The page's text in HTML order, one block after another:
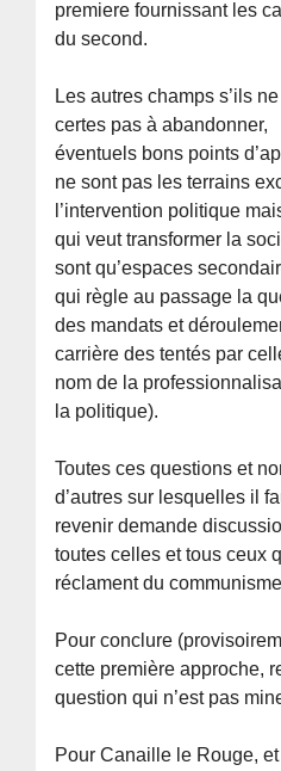
premiere fournissant les
du second.
Les autres champs s’ils
certes pas à abandonner,
éventuels bons points
ne sont pas les terrains
l’intervention politique
qui veut transformer la
sont qu’espaces
qui règle au passage la
des mandats et
carrière des tentés par
nom de la
la politique).
Toutes ces questions et
d’autres sur lesquelles il
revenir demande
toutes celles et tous ceux
réclament du
Pour conclure
cette première approche,
question qui n’est pas
Pour Canaille le Rouge,